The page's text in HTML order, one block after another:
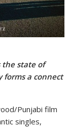
the state of
forms a connect
Punjabi film
singles,